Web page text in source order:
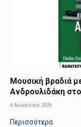
Μουσική βραδιά
Ανδρουλιδάκη
6 Αυγούστου 2026
Περισσότερα